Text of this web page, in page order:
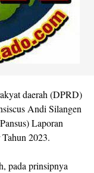
daerah (DPRD)
Andi Silangen
Laporan
2023.
pada prinsipnya